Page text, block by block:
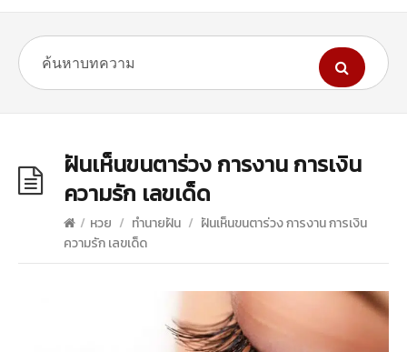
ฝันเห็นขนตาร่วง การงาน การเงิน
ความรัก เลขเด็ด
/ หวย / ทำนายฝัน / ฝันเห็นขนตาร่วง การงาน การเงิน
ความรัก เลขเด็ด